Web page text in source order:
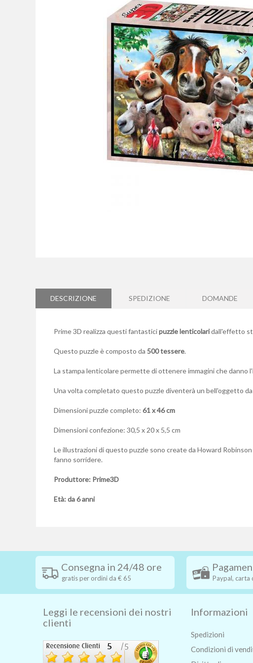
immagini
DESCRIZIONE
Prime 3D realizza questi fantasticipuzzle lenticolaridall'effetto
Questo puzzle è composto da 500 tessere.
La stampa lenticolare permette di ottenere immagini che danno
Una volta completato questo puzzle diventerà un bell'oggetto
Dimensioni puzzle completo: 61 x 46 cm
Dimensioni confezione: 30,5 x 20 x 5,5 cm
Le illustrazioni di questo puzzle sono create da Howard
fanno sorridere.
Produttore: Prime3D
Età: da 6 anni
SPEDIZIONE DOMANDE
Consegna in 24/48 ore
gratis per ordini da € 65 Paypal, carta
Leggi le recensioni dei nostri
clienti
Informazioni
Spedizioni
Condizioni di